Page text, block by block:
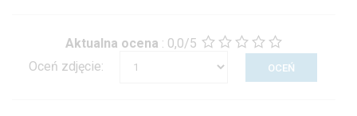
Aktualna ocena : 0,0/5
Oceń zdjęcie: